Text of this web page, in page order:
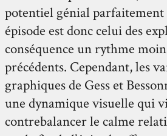
potentiel génial
épisode est donc celui des
conséquence un rythme
précédents. Cependant, les
graphiques de Gess et
une dynamique visuelle qui
contrebalancer le calme